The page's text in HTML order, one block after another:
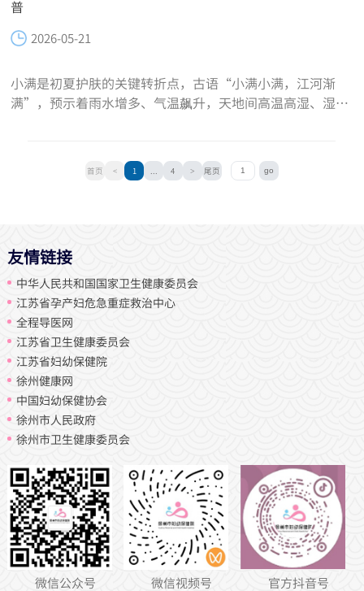
普
2026-05-21
小满是初夏护肤的关键转折点，古语“小满小满，江河渐
满”，预示着雨水增多、气温飙升，天地间高温高湿、湿热
首页 < 1 ... 4 > 尾页
友情链接
中华人民共和国国家卫生健康委员会
江苏省孕产妇危急重症救治中心
全程导医网
江苏省卫生健康委员会
江苏省妇幼保健院
徐州健康网
中国妇幼保健协会
徐州市人民政府
徐州市卫生健康委员会
微信公众号 微信视频号 官方抖音号